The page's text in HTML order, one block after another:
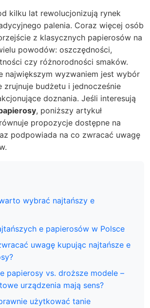
kilku lat rewolucjonizują rynek
palenia. Coraz więcej osób
z klasycznych papierosów na
powodów: oszczędności,
czy różnorodności smaków.
największym wyzwaniem jest wybór
zrujnuje budżetu i jednocześnie
doznania. Jeśli interesują
, poniższy artykuł
propozycje dostępne na
podpowiada na co zwracać uwagę
wybrać najtańszy e
e papierosów w Polsce
uwagę kupując najtańsze e
papierosy vs. droższe modele –
urządzenia mają sens?
użytkować tanie